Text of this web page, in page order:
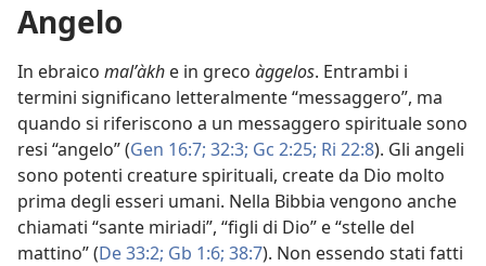
Angelo
In ebraico malʼàkh e in greco àggelos. Entrambi i
termini significano letteralmente “messaggero”, ma
quando si riferiscono a un messaggero spirituale sono
resi “angelo” (Gen 16:7; 32:3; Gc 2:25; Ri 22:8). Gli angeli
sono potenti creature spirituali, create da Dio molto
prima degli esseri umani. Nella Bibbia vengono anche
chiamati “sante miriadi”, “figli di Dio” e “stelle del
mattino” (De 33:2; Gb 1:6; 38:7). Non essendo stati fatti